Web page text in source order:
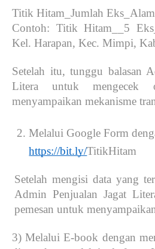
Titik Hitam_Jumlah
Contoh: Titik Hitam__5
Kel. Harapan, Kec. Mimpi,
Setelah itu, tunggu balasan
Litera untuk mengecek
menyampaikan mekanisme
Melalui Google Form
https://bit.ly/TitikHitam
Setelah mengisi data yang
Admin Penjualan Jagat
pemesan untuk
3) Melalui E-book dengan